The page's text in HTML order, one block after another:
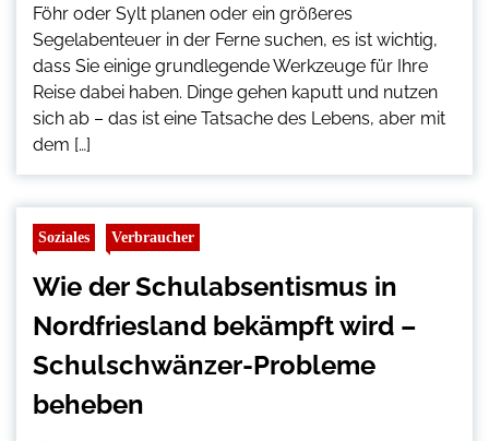
Föhr oder Sylt planen oder ein größeres
Segelabenteuer in der Ferne suchen, es ist wichtig,
dass Sie einige grundlegende Werkzeuge für Ihre
Reise dabei haben. Dinge gehen kaputt und nutzen
sich ab – das ist eine Tatsache des Lebens, aber mit
dem […]
Soziales Verbraucher
Wie der Schulabsentismus in
Nordfriesland bekämpft wird –
Schulschwänzer-Probleme
beheben